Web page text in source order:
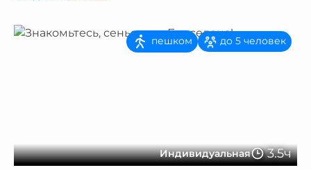
Индивидуальная 3.5ч
пешком до 5 человек